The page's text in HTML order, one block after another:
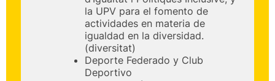
la UPV para el fomento de
actividades en materia de
igualdad en la diversidad.
(diversitat)
Deporte Federado y Club
Deportivo